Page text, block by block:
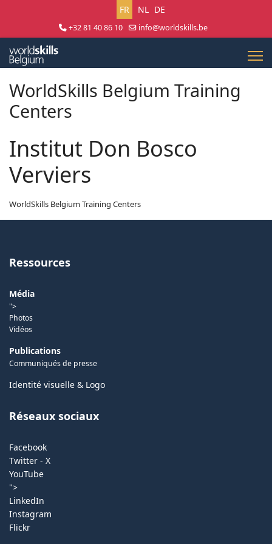
Sélectionnez votre langue
FR NL DE
+32 81 40 86 10
info@worldskills.be
WorldSkills Belgium Training
Centers
Institut Don Bosco
Verviers
WorldSkills Belgium Training Centers
Ressources
Média
">
Photos
Vidéos
Publications
Communiqués de presse
Identité visuelle & Logo
Réseaux sociaux
Facebook
Twitter - X
YouTube
">
LinkedIn
Instagram
Flickr